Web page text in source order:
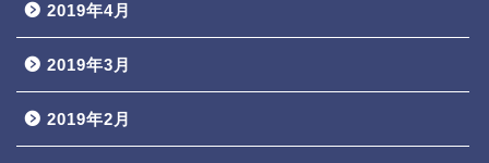
2019年4月
2019年3月
2019年2月